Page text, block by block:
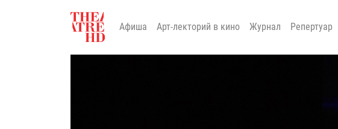
Афиша Арт-лекторий в кино Журнал Репертуар